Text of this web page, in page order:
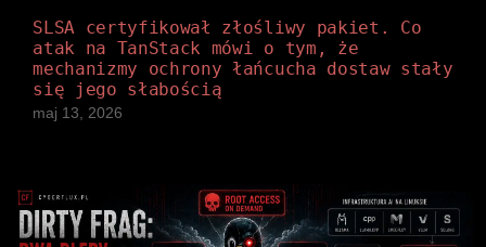
SLSA certyfikował złośliwy pakiet. Co
atak na TanStack mówi o tym, że
mechanizmy ochrony łańcucha dostaw stały
się jego słabością
maj 13, 2026